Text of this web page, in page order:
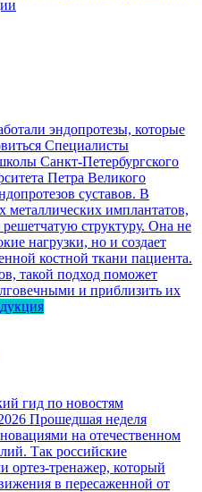
эндопротезы, которые
Специалисты
Санкт-Петербургского
Петра Великого
суставов. В
металлических имплантатов,
структуру. Она не
нагрузки, но и создает
костной ткани пациента.
такой подход поможет
и приблизить их
гид по новостям
Прошедшая неделя
на отечественном
Так российские
ортез-тренажер, который
в пересаженной от